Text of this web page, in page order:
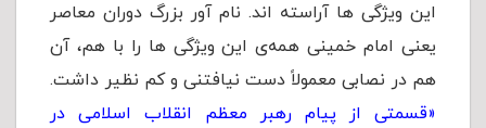
این ویژگی ها آراسته اند. نام آور بزرگ دوران معاصر
یعنی امام خمینی همه‌ی این ویژگی ها را با هم، آن
هم در نصابی معمولاً دست نیافتنی و کم نظیر داشت.
«قسمتی از پیام رهبر معظم انقلاب اسلامی در